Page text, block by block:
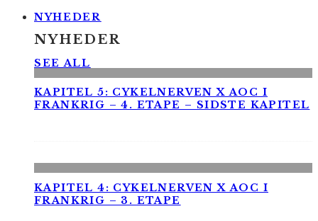
NYHEDER
NYHEDER
SEE ALL
KAPITEL 5: CYKELNERVEN X AOC I
FRANKRIG – 4. ETAPE – SIDSTE KAPITEL
KAPITEL 4: CYKELNERVEN X AOC I
FRANKRIG – 3. ETAPE